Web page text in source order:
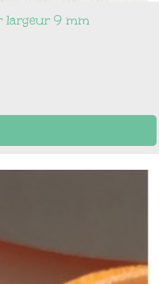
largeur 9 mm